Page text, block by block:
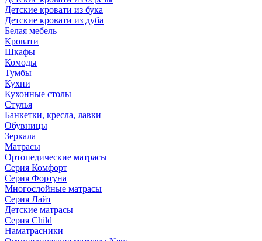
Детские кровати из бука
Детские кровати из дуба
Белая мебель
Кровати
Шкафы
Комоды
Тумбы
Кухни
Кухонные столы
Стулья
Банкетки, кресла, лавки
Обувницы
Зеркала
Матрасы
Ортопедические матрасы
Серия Комфорт
Серия Фортуна
Многослойные матрасы
Серия Лайт
Детские матрасы
Серия Child
Наматрасники